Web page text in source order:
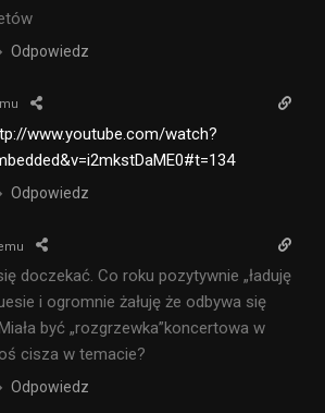
Odpowiedz
www.youtube.com/watch?
Odpowiedz
doczekać. Co roku pozytywnie „ładuję
i ogromnie żałuję że odbywa się
być „rozgrzewka”koncertowa w
cisza w temacie?
Odpowiedz